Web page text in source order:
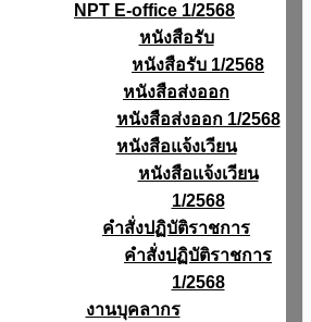
NPT E-office 1/2568
หนังสือรับ
หนังสือรับ 1/2568
หนังสือส่งออก
หนังสือส่งออก 1/2568
หนังสือแจ้งเวียน
หนังสือเเจ้งเวียน
1/2568
คำสั่งปฏิบัติราชการ
คำสั่งปฏิบัติราชการ
1/2568
งานบุคลากร